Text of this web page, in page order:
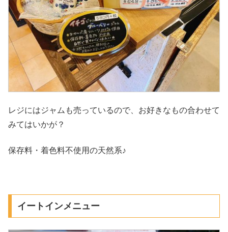
レジにはジャムも売っているので、お好きなもの合わせて
みてはいかが？
保存料・着色料不使用の天然系♪
イートインメニュー